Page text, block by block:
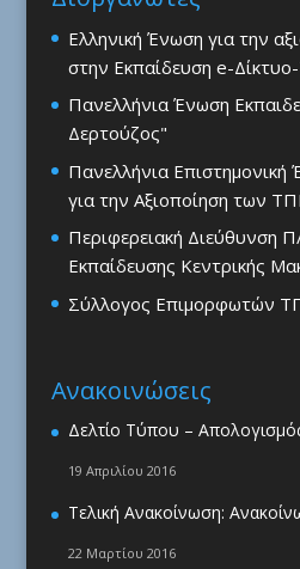
Ελληνική Ένωση για την
στην Εκπαίδευση e-
Πανελλήνια Ένωση
Δερτούζος"
Πανελλήνια
για την Αξιοποίηση των
Περιφερειακή Διεύθυνση
Εκπαίδευσης Κεντρικής
Σύλλογος Επιμορφωτών
Ανακοινώσεις
Δελτίο Τύπου –
19 Απριλίου 2016
Τελική Ανακοίνωση:
22 Μαρτίου 2016